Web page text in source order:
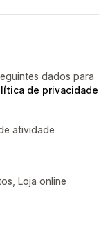
dados para
de privacidade
atividade
Loja online